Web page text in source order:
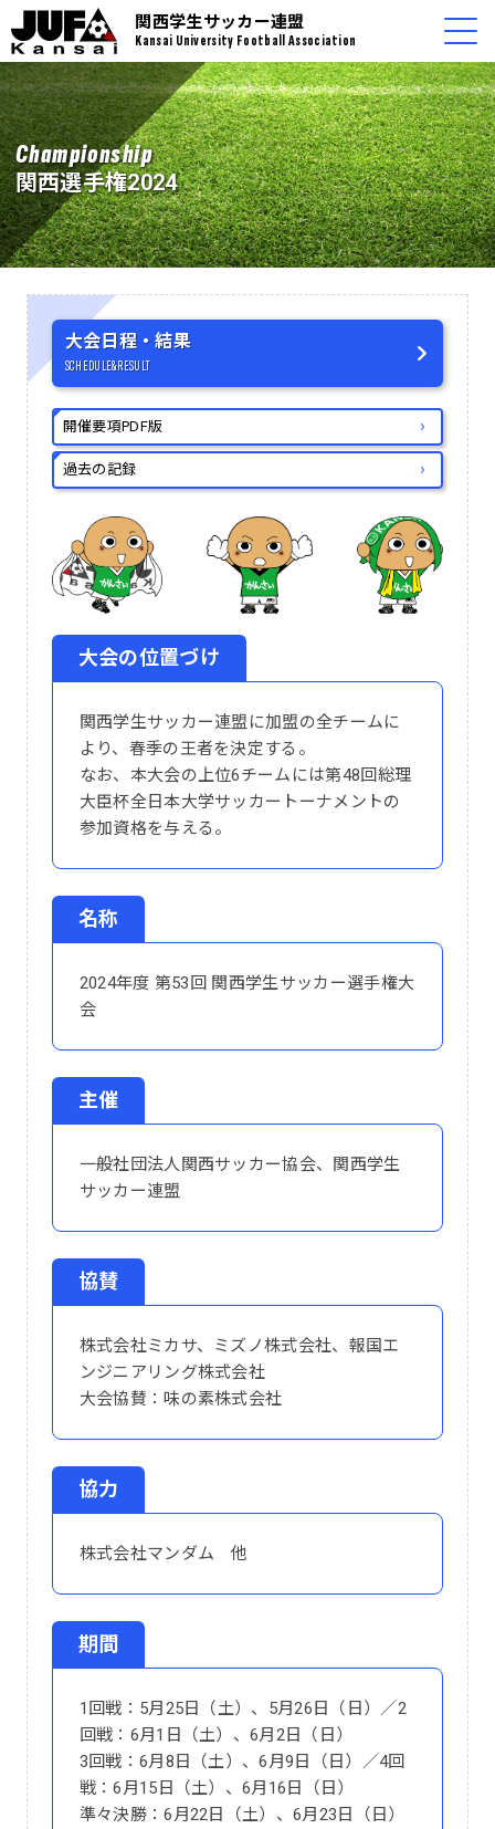
関西学生サッカー連盟
Kansai University Football Association
Championship
関西選手権2024
大会日程・結果
SCHEDULE&RESULT
開催要項PDF版
過去の記録
大会の位置づけ
関西学生サッカー連盟に加盟の全チームに
より、春季の王者を決定する。
なお、本大会の上位6チームには第48回総理
大臣杯全日本大学サッカートーナメントの
参加資格を与える。
名称
2024年度 第53回 関西学生サッカー選手権大
会
主催
一般社団法人関西サッカー協会、関西学生
サッカー連盟
協賛
株式会社ミカサ、ミズノ株式会社、報国エ
ンジニアリング株式会社
大会協賛：味の素株式会社
協力
株式会社マンダム 他
期間
1回戦：5月25日（土）、5月26日（日）／2
回戦：6月1日（土）、6月2日（日）
3回戦：6月8日（土）、6月9日（日）／4回
戦：6月15日（土）、6月16日（日）
準々決勝：6月22日（土）、6月23日（日）